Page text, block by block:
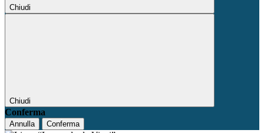
Chiudi
Chiudi
Conferma
Annulla Conferma